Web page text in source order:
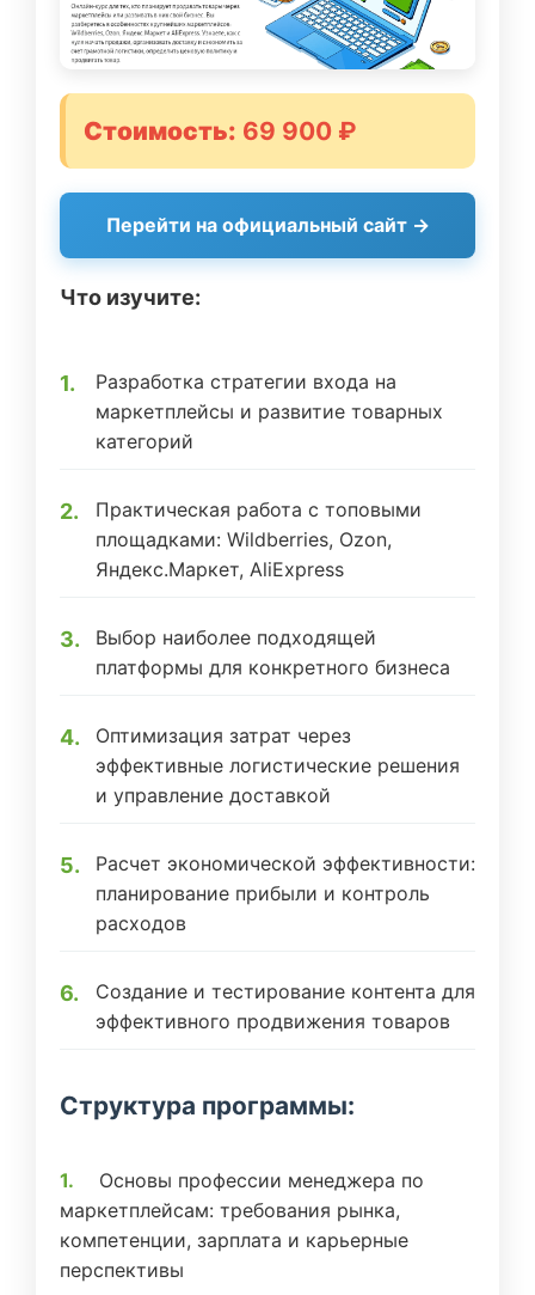
Стоимость: 69 900 ₽
Перейти на официальный сайт →
Что изучите:
Разработка стратегии входа на
маркетплейсы и развитие товарных
категорий
Практическая работа с топовыми
площадками: Wildberries, Ozon,
Яндекс.Маркет, AliExpress
Выбор наиболее подходящей
платформы для конкретного бизнеса
Оптимизация затрат через
эффективные логистические решения
и управление доставкой
Расчет экономической эффективности:
планирование прибыли и контроль
расходов
Создание и тестирование контента для
эффективного продвижения товаров
Структура программы:
Основы профессии менеджера по
маркетплейсам: требования рынка,
компетенции, зарплата и карьерные
перспективы